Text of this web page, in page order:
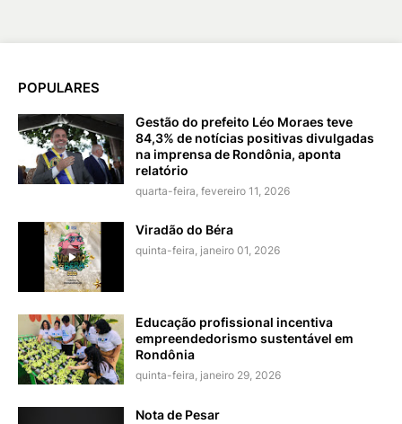
POPULARES
Gestão do prefeito Léo Moraes teve
84,3% de notícias positivas divulgadas
na imprensa de Rondônia, aponta
relatório
quarta-feira, fevereiro 11, 2026
Viradão do Béra
quinta-feira, janeiro 01, 2026
Educação profissional incentiva
empreendedorismo sustentável em
Rondônia
quinta-feira, janeiro 29, 2026
Nota de Pesar